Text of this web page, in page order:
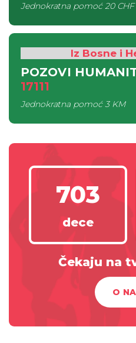
Jednokratna pomoć20 CHF
Iz Bosne i
POZOVI
17111
Jednokratna pomoć3 KM
703
dece
Čekaju na
O